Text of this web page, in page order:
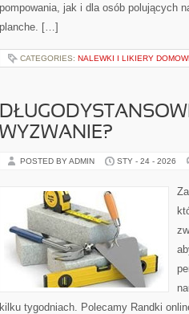
pompowania, jak i dla osób polujących
planche. […]
CATEGORIES: NALEWKI I LIKIERY
WYZWANIE?
POSTED BY ADMIN STY - 24 - 2026
kilku tygodniach. Polecamy Randki